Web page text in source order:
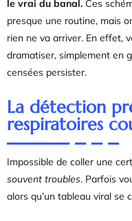
le vrai du banal. Ces
presque une routine, mais
rien ne va arriver. En effet,
dramatiser, simplement en
censées persister.
La détection
respiratoires
Impossible de coller une
souvent troubles. Parfois
alors qu’un tableau viral se